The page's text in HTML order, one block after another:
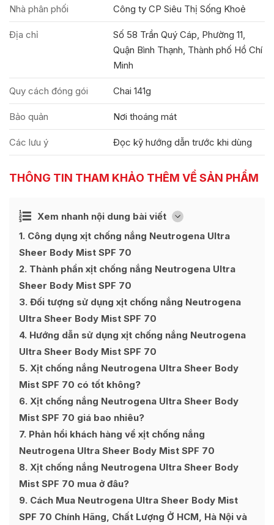
Nhà phân phối Công ty CP Siêu Thị Sống Khoẻ
Địa chỉ
Số 58 Trần Quý Cáp, Phường 11,
Quận Bình Thạnh, Thành phố Hồ Chí
Minh
Quy cách đóng gói Chai 141g
Bảo quản Nơi thoáng mát
Các lưu ý Đọc kỹ hướng dẫn trước khi dùng
THÔNG TIN THAM KHẢO THÊM VỀ SẢN PHẨM
Xem nhanh nội dung bài viết [
Ẩn
1 Công dụng xịt chống nắng Neutrogena Ultra
Sheer Body Mist SPF 70
2 Thành phần xịt chống nắng Neutrogena Ultra
Sheer Body Mist SPF 70
3 Đối tượng sử dụng xịt chống nắng Neutrogena
Ultra Sheer Body Mist SPF 70
4 Hướng dẫn sử dụng xịt chống nắng Neutrogena
Ultra Sheer Body Mist SPF 70
5 Xịt chống nắng Neutrogena Ultra Sheer Body
Mist SPF 70 có tốt không?
6 Xịt chống nắng Neutrogena Ultra Sheer Body
Mist SPF 70 giá bao nhiêu?
7 Phản hồi khách hàng về xịt chống nắng
Neutrogena Ultra Sheer Body Mist SPF 70
8 Xịt chống nắng Neutrogena Ultra Sheer Body
Mist SPF 70 mua ở đâu?
9 Cách Mua Neutrogena Ultra Sheer Body Mist
SPF 70 Chính Hãng, Chất Lượng Ở HCM, Hà Nội và